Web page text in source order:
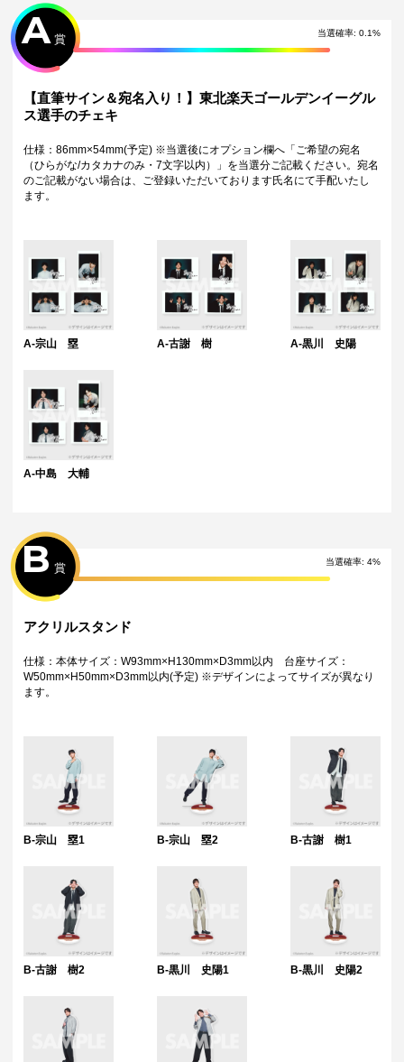
しかねます。
・景品の配送完了から1ヶ月経過後にお問合せいただいた景品の不備、未
到着に関する対応は原則いたしかねます。
・本サービスで獲得された景品をオークション等へ出品する行為、その
他営利目的での転売行為は禁止しております。
・本サービスで獲得された動画･画像･ボイス等のデジタルコンテンツ
は、出品者が著作権を有しております。無断でのSNS等での公開、譲
渡、その他著作権を侵害する行為は禁止しております。
クション等への出品、その他営利目的での転売は禁止しております。
・運営様の都合により、一部サイン入り景品がご用意ができなくなる場
合がございます。その場合、別のサイン入り景品に変更させていただく
可能性がございます。（該当者には別途メールにてご連絡させていただ
・弊社サイト以外で景品を購入された場合、弊社は一切責任を負いませ
ん。
・一部の景品は希望景品の選択や希望の宛名を入力（オプション登録）
する必要がございます。期限内に登録いただけなかった場合、ご希望の
配送について
た配送となる場合がございます。
・弊社指定の配送業者から発送させていただくため、配送業者および配
送方法はお選びいただくことができません。
・日本国内在住のお客様からの海外への配送はできません。
特典について
・多連特典をご希望の場合、「くじ引き内容の選択」にてご希望の景品
Wチャンス賞について
・Wチャンス賞は対象の期間内くじ引き1回ごとにチャレンジできる特別
キャンペーンです。
・抽選は該当するWチャンス賞の期間終了後に一括で行い、完了次第当落
終了後の翌日12時以降に通知します）
なります。
・2回目以降は自動的に開催中のWチャンス賞へ応募となります。
当選確率: 0.1%
A 賞
【直筆サイン＆宛名入り！】東北楽天ゴールデンイーグル
ス選手のチェキ
仕様：86mm×54mm(予定) ※当選後にオプション欄へ「ご希望の宛名
（ひらがな/カタカナのみ・7文字以内）」を当選分ご記載ください。宛名
のご記載がない場合は、ご登録いただいております氏名にて手配いたし
ます。
A-宗山 塁 A-古謝 樹 A-黒川 史陽
A-中島 大輔
当選確率: 4%
B 賞
アクリルスタンド
仕様：本体サイズ：W93mm×H130mm×D3mm以内 台座サイズ：
W50mm×H50mm×D3mm以内(予定) ※デザインによってサイズが異なり
ます。
B-宗山 塁1 B-宗山 塁2 B-古謝 樹1
B-古謝 樹2 B-黒川 史陽1 B-黒川 史陽2